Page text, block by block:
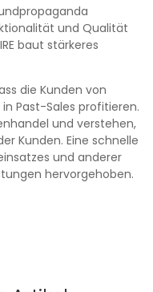
und Qualität
baut stärkeres
die Kunden von
Past-Sales profitieren.
und verstehen,
Kunden. Eine schnelle
und anderer
hervorgehoben.